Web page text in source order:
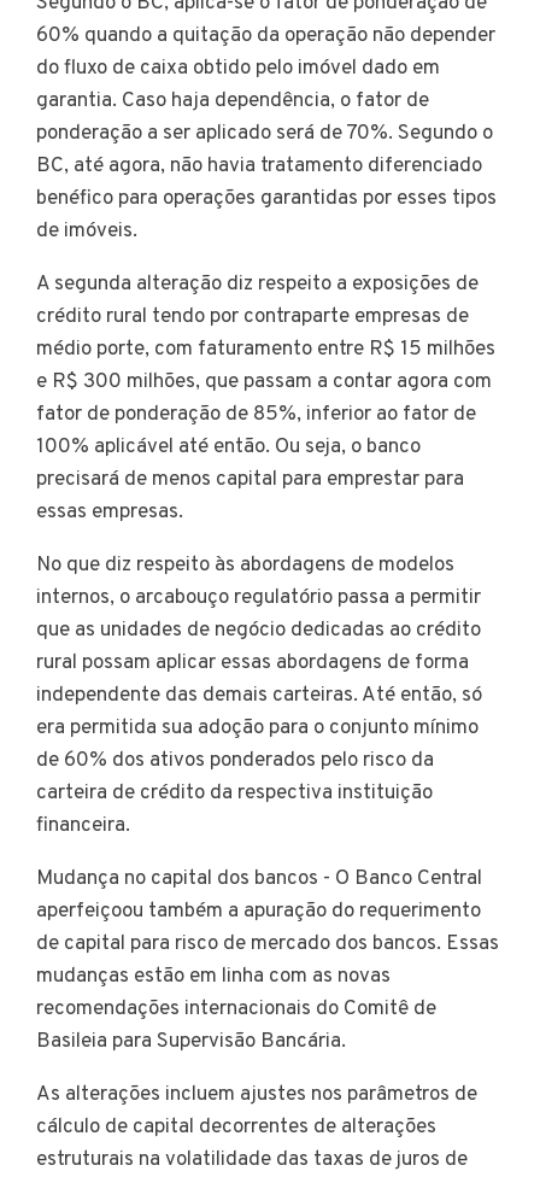
60% quando a quitação da operação não depender
do fluxo de caixa obtido pelo imóvel dado em
garantia. Caso haja dependência, o fator de
ponderação a ser aplicado será de 70%. Segundo o
BC, até agora, não havia tratamento diferenciado
benéfico para operações garantidas por esses tipos
de imóveis.
A segunda alteração diz respeito a exposições de
crédito rural tendo por contraparte empresas de
médio porte, com faturamento entre R$ 15 milhões
e R$ 300 milhões, que passam a contar agora com
fator de ponderação de 85%, inferior ao fator de
100% aplicável até então. Ou seja, o banco
precisará de menos capital para emprestar para
essas empresas.
No que diz respeito às abordagens de modelos
internos, o arcabouço regulatório passa a permitir
que as unidades de negócio dedicadas ao crédito
rural possam aplicar essas abordagens de forma
independente das demais carteiras. Até então, só
era permitida sua adoção para o conjunto mínimo
de 60% dos ativos ponderados pelo risco da
carteira de crédito da respectiva instituição
financeira.
Mudança no capital dos bancos - O Banco Central
aperfeiçoou também a apuração do requerimento
de capital para risco de mercado dos bancos. Essas
mudanças estão em linha com as novas
recomendações internacionais do Comitê de
Basileia para Supervisão Bancária.
As alterações incluem ajustes nos parâmetros de
cálculo de capital decorrentes de alterações
estruturais na volatilidade das taxas de juros de